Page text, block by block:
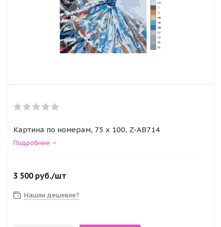
Картина по номерам, 75 x 100, Z-AB714
Подробнее
3 500руб./шт
Нашли дешевле?